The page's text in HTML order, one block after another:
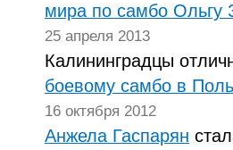
мира по самбо Ольгу
25 апреля 2013
Калининградцы
боевому самбо в
16 октября 2012
Анжела Гаспарян